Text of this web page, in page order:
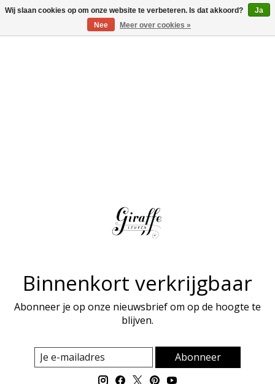
Binnenkort verkrijgbaar
Abonneer je op onze nieuwsbrief om op de hoogte te
blijven.
Abonneer
Inloggen
Wij slaan cookies op om onze website te verbeteren. Is dat akkoord?
Ja
Nee
Meer over cookies »